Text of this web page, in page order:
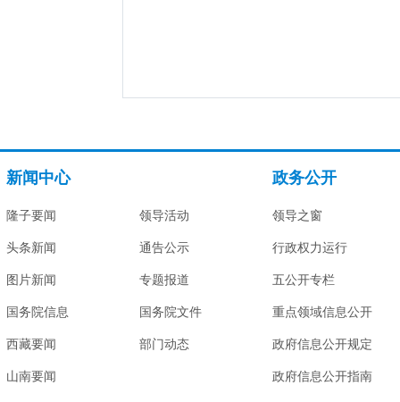
新闻中心
隆子要闻
头条新闻
图片新闻
国务院信息
西藏要闻
山南要闻
领导活动
通告公示
专题报道
国务院文件
部门动态
政务公开
领导之窗
行政权力运行
五公开专栏
重点领域信息公开
政府信息公开规定
政府信息公开指南